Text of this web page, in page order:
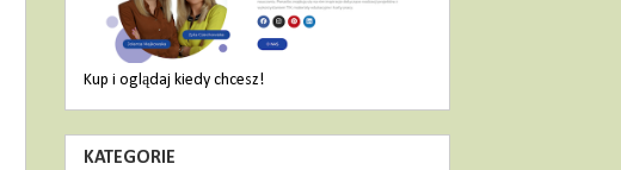
Kup i oglądaj kiedy chcesz!
KATEGORIE